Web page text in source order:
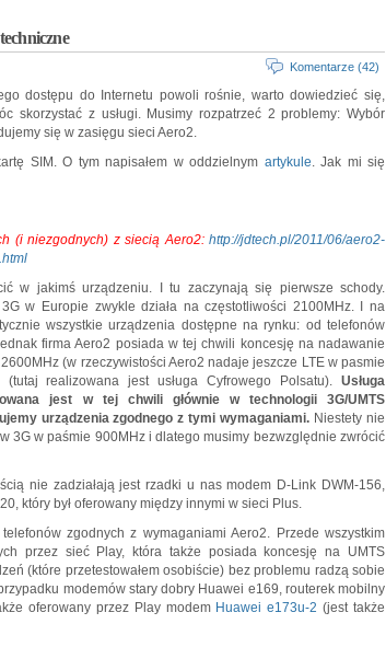
Komentarze (42)
dostępu do Internetu powoli rośnie, warto dowiedzieć się,
skorzystać z usługi. Musimy rozpatrzeć 2 problemy: Wybór
się w zasięgu sieci Aero2.
SIM. O tym napisałem w oddzielnym artykule. Jak mi się
(i niezgodnych) z siecią Aero2: http://jdtech.pl/2011/06/aero2-
w jakimś urządzeniu. I tu zaczynają się pierwsze schody.
w Europie zwykle działa na częstotliwości 2100MHz. I na
wszystkie urządzenia dostępne na rynku: od telefonów
firma Aero2 posiada w tej chwili koncesję na nadawanie
(w rzeczywistości Aero2 nadaje jeszcze LTE w pasmie
realizowana jest usługa Cyfrowego Polsatu). Usługa
jest w tej chwili głównie w technologii 3G/UMTS
urządzenia zgodnego z tymi wymaganiami. Niestety nie
3G w paśmie 900MHz i dlatego musimy bezwzględnie zwrócić
nie zadziałają jest rzadki u nas modem D-Link DWM-156,
który był oferowany między innymi w sieci Plus.
zgodnych z wymaganiami Aero2. Przede wszystkim
przez sieć Play, która także posiada koncesję na UMTS
(które przetestowałem osobiście) bez problemu radzą sobie
modemów stary dobry Huawei e169, routerek mobilny
oferowany przez Play modem Huawei e173u-2 (jest także